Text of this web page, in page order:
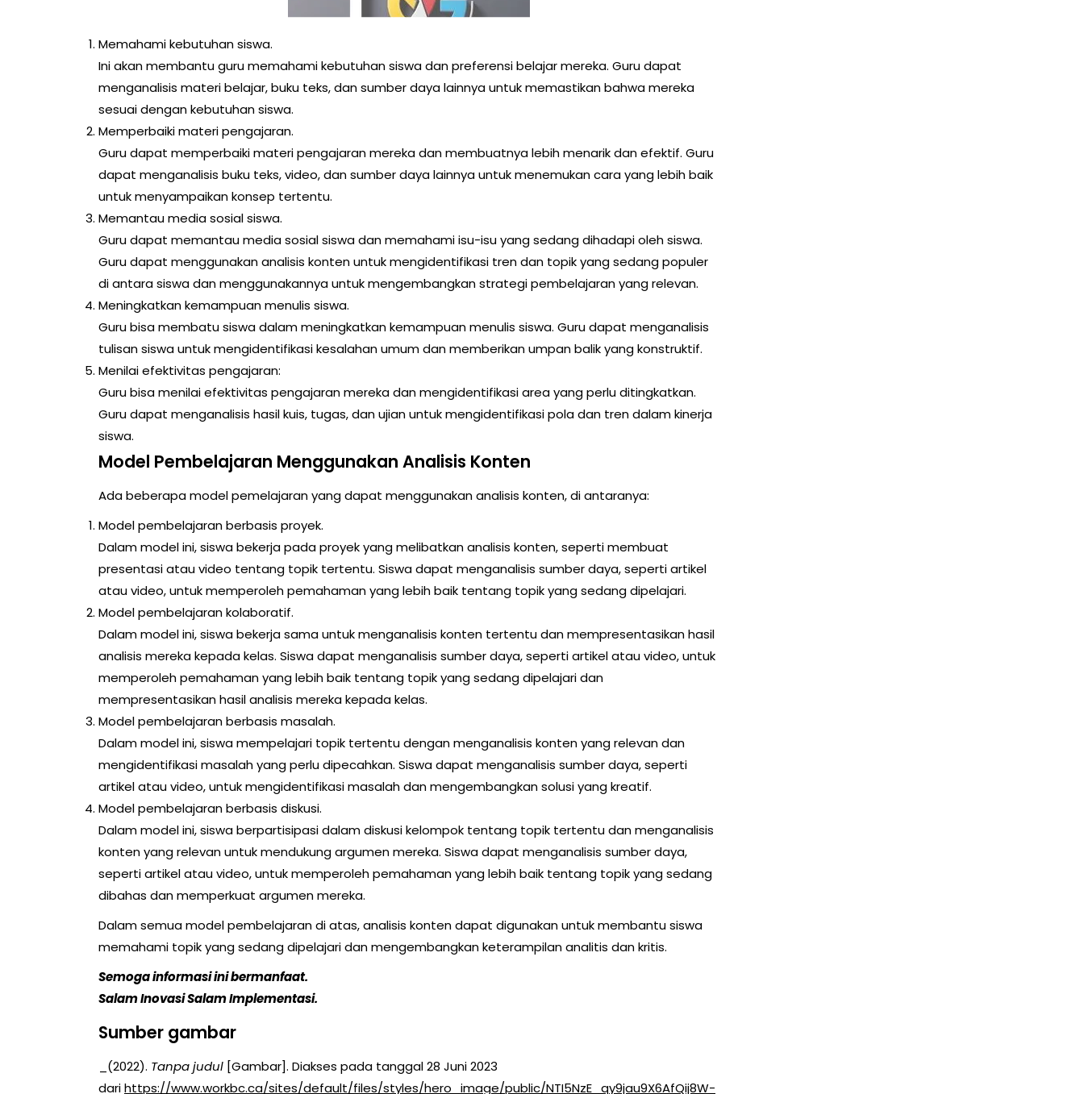
Memahami kebutuhan siswa.
Ini akan membantu guru memahami kebutuhan siswa dan preferensi belajar mereka. Guru dapat
menganalisis materi belajar, buku teks, dan sumber daya lainnya untuk memastikan bahwa mereka
sesuai dengan kebutuhan siswa.
Memperbaiki materi pengajaran.
Guru dapat memperbaiki materi pengajaran mereka dan membuatnya lebih menarik dan efektif. Guru
dapat menganalisis buku teks, video, dan sumber daya lainnya untuk menemukan cara yang lebih baik
untuk menyampaikan konsep tertentu.
Memantau media sosial siswa.
Guru dapat memantau media sosial siswa dan memahami isu-isu yang sedang dihadapi oleh siswa.
Guru dapat menggunakan analisis konten untuk mengidentifikasi tren dan topik yang sedang populer
di antara siswa dan menggunakannya untuk mengembangkan strategi pembelajaran yang relevan.
Meningkatkan kemampuan menulis siswa.
Guru bisa membatu siswa dalam meningkatkan kemampuan menulis siswa. Guru dapat menganalisis
tulisan siswa untuk mengidentifikasi kesalahan umum dan memberikan umpan balik yang konstruktif.
Menilai efektivitas pengajaran:
Guru bisa menilai efektivitas pengajaran mereka dan mengidentifikasi area yang perlu ditingkatkan.
Guru dapat menganalisis hasil kuis, tugas, dan ujian untuk mengidentifikasi pola dan tren dalam kinerja
siswa.
Model Pembelajaran Menggunakan Analisis Konten
Ada beberapa model pemelajaran yang dapat menggunakan analisis konten, di antaranya:
Model pembelajaran berbasis proyek.
Dalam model ini, siswa bekerja pada proyek yang melibatkan analisis konten, seperti membuat
presentasi atau video tentang topik tertentu. Siswa dapat menganalisis sumber daya, seperti artikel
atau video, untuk memperoleh pemahaman yang lebih baik tentang topik yang sedang dipelajari.
Model pembelajaran kolaboratif.
Dalam model ini, siswa bekerja sama untuk menganalisis konten tertentu dan mempresentasikan hasil
analisis mereka kepada kelas. Siswa dapat menganalisis sumber daya, seperti artikel atau video, untuk
memperoleh pemahaman yang lebih baik tentang topik yang sedang dipelajari dan
mempresentasikan hasil analisis mereka kepada kelas.
Model pembelajaran berbasis masalah.
Dalam model ini, siswa mempelajari topik tertentu dengan menganalisis konten yang relevan dan
mengidentifikasi masalah yang perlu dipecahkan. Siswa dapat menganalisis sumber daya, seperti
artikel atau video, untuk mengidentifikasi masalah dan mengembangkan solusi yang kreatif.
Model pembelajaran berbasis diskusi.
Dalam model ini, siswa berpartisipasi dalam diskusi kelompok tentang topik tertentu dan menganalisis
konten yang relevan untuk mendukung argumen mereka. Siswa dapat menganalisis sumber daya,
seperti artikel atau video, untuk memperoleh pemahaman yang lebih baik tentang topik yang sedang
dibahas dan memperkuat argumen mereka.
Dalam semua model pembelajaran di atas, analisis konten dapat digunakan untuk membantu siswa
memahami topik yang sedang dipelajari dan mengembangkan keterampilan analitis dan kritis.
Semoga informasi ini bermanfaat.
Salam Inovasi Salam Implementasi.
Sumber gambar
_(2022). Tanpa judul [Gambar]. Diakses pada tanggal 28 Juni 2023
darihttps://www.workbc.ca/sites/default/files/styles/hero_image/public/NTI5NzE_qy9jau9X6AfQij8W-